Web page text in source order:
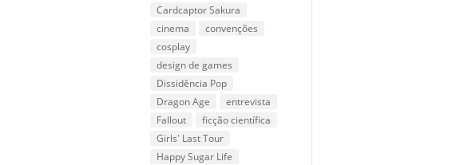
Cardcaptor Sakura
cinema
convenções
cosplay
design de games
Dissidência Pop
Dragon Age
entrevista
Fallout
ficção científica
Girls' Last Tour
Happy Sugar Life